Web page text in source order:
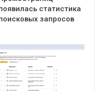
статистика
запросов